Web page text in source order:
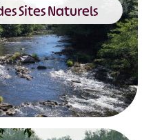
Sites Naturels